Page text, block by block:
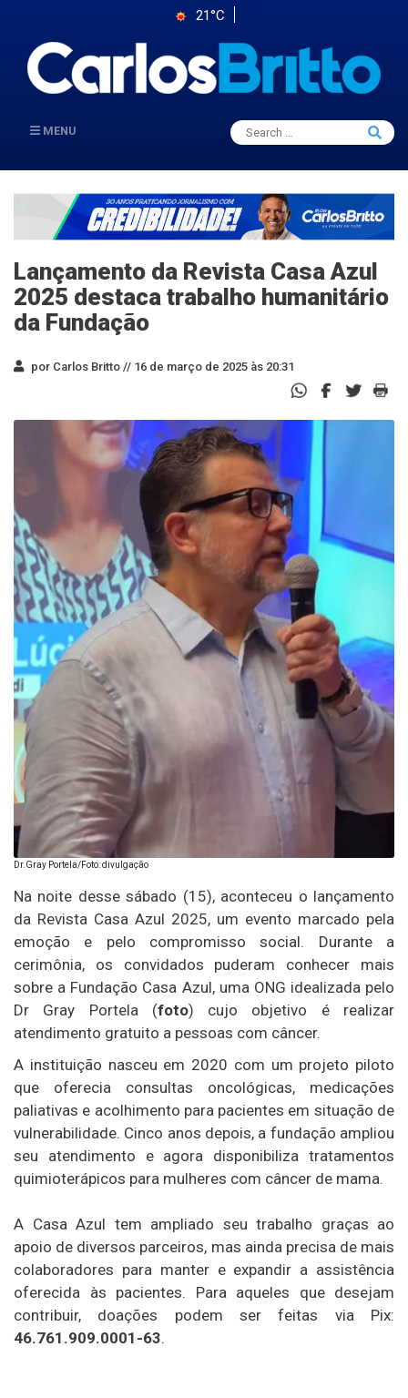
21°C
MENU
Search
for:
Search
Lançamento da Revista Casa Azul
2025 destaca trabalho humanitário
da Fundação
por Carlos Britto // 16 de março de 2025 às 20:31
Dr.Gray Portela/Foto: divulgação
Na noite desse sábado (15), aconteceu o lançamento
da Revista Casa Azul 2025, um evento marcado pela
emoção e pelo compromisso social. Durante a
cerimônia, os convidados puderam conhecer mais
sobre a Fundação Casa Azul, uma ONG idealizada pelo
Dr Gray Portela (foto) cujo objetivo é realizar
atendimento gratuito a pessoas com câncer.
A instituição nasceu em 2020 com um projeto piloto
que oferecia consultas oncológicas, medicações
paliativas e acolhimento para pacientes em situação de
vulnerabilidade. Cinco anos depois, a fundação ampliou
seu atendimento e agora disponibiliza tratamentos
quimioterápicos para mulheres com câncer de mama.
A Casa Azul tem ampliado seu trabalho graças ao
apoio de diversos parceiros, mas ainda precisa de mais
colaboradores para manter e expandir a assistência
oferecida às pacientes. Para aqueles que desejam
contribuir, doações podem ser feitas via Pix:
46.761.909.0001-63.